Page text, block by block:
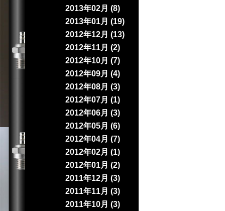
2013年02月 (8)
2013年01月 (19)
2012年12月 (13)
2012年11月 (2)
2012年10月 (7)
2012年09月 (4)
2012年08月 (3)
2012年07月 (1)
2012年06月 (3)
2012年05月 (6)
2012年04月 (7)
2012年02月 (1)
2012年01月 (2)
2011年12月 (3)
2011年11月 (3)
2011年10月 (3)